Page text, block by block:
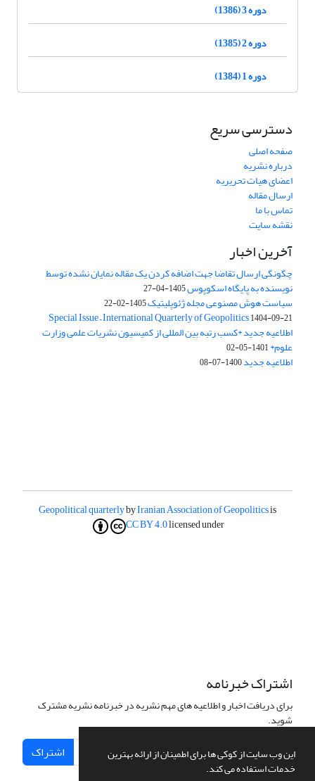
این وب سایت از کوکی ها برای اطمینان از ارائه بهترین
خدمات استفاده می کند.
دوره 3 (1386)
دوره 2 (1385)
دوره 1 (1384)
دسترسی سریع
صفحه اصلی
درباره نشریه
اعضای هیات تحریریه
ارسال مقاله
تماس با ما
نقشه سایت
آخرین اخبار
چگونگی ارسال تقاضا جهت اضافه کردن یک مقاله نمایان نشده توسط
نویسنده به پایگاه اسکوپوس1405-04-27
سیاست هوش مصنوعی مجله ژئوپلیتیک1405-02-22
Special Issue – International Quarterly of Geopolitics1404-09-21
اطلاعیه جدید *کسب رتبه بین المللی از کمیسیون نشریات علمی وزارت
علوم*1401-05-02
اطلاعیه جدید1400-07-08
Geopolitical quarterlybyIranian Association of Geopoliticsis
licensed under
CC BY 4.0
اشتراک خبرنامه
برای دریافت اخبار و اطلاعیه های مهم نشریه در خبرنامه نشریه مشترک
شوید.
اشتراک